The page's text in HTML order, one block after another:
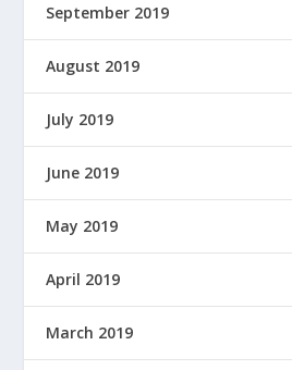
September 2019
August 2019
July 2019
June 2019
May 2019
April 2019
March 2019